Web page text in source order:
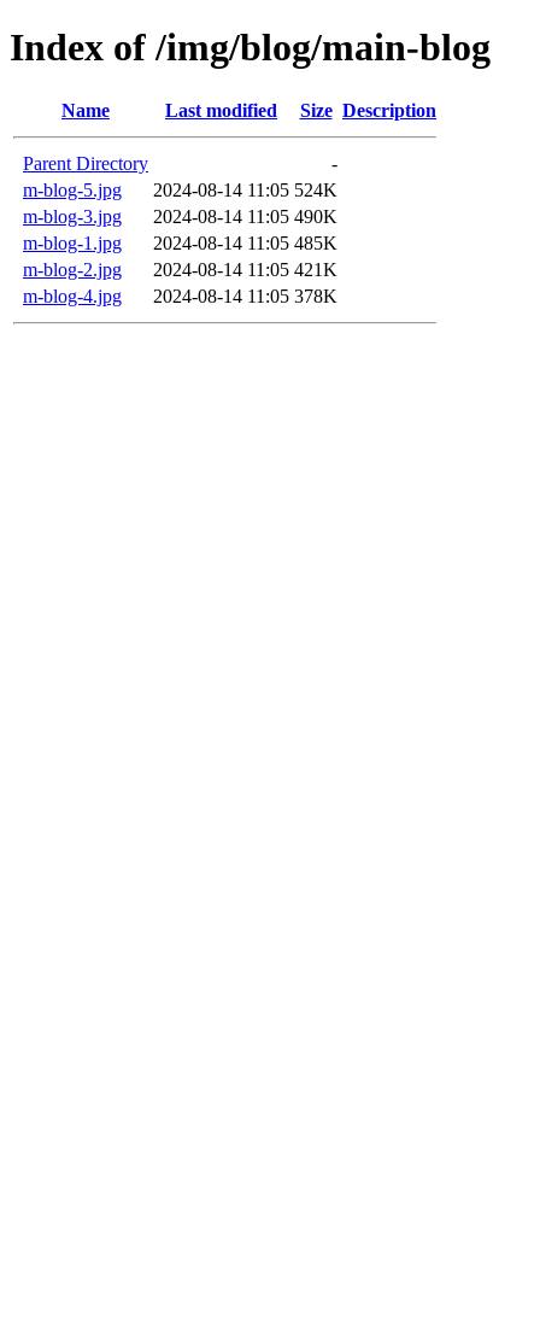
Index of /img/blog/main-blog
Name Last modified Size Description
Parent Directory
-
m-blog-5.jpg
2024-08-14 11:05 524K
m-blog-3.jpg
2024-08-14 11:05 490K
m-blog-1.jpg
2024-08-14 11:05 485K
m-blog-2.jpg
2024-08-14 11:05 421K
m-blog-4.jpg
2024-08-14 11:05 378K